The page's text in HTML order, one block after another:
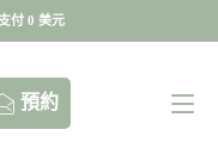
付 0 美元
付 0 美元
預約